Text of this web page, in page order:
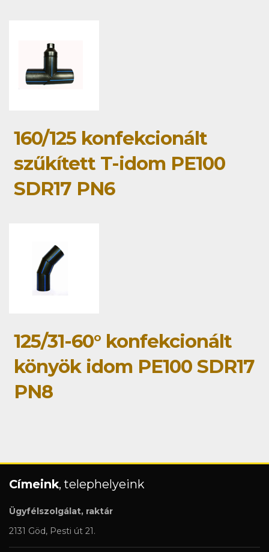
160/125 konfekcionált
szűkített T-idom PE100
SDR17 PN6
125/31-60° konfekcionált
könyök idom PE100 SDR17
PN8
Címeink, telephelyeink
Ügyfélszolgálat, raktár
2131 Göd, Pesti út 21.